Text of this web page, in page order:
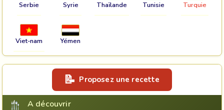
Serbie Syrie Thaïlande Tunisie Turquie
Viet-nam Yémen
Proposez une recette
A découvrir